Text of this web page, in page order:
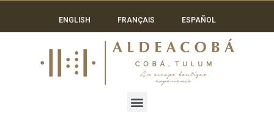
ENGLISH FRANÇAIS ESPAÑOL